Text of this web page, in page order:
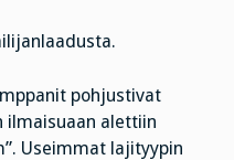
pohjustivat
ilmaisuaan alettiin
Useimmat lajityypin